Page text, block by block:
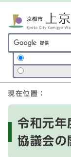
サイト内検索の範
ここから本文です
現在位置：
令和元年
協議会の